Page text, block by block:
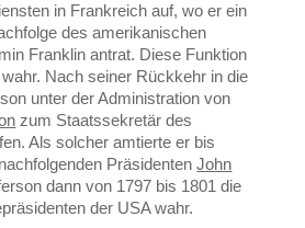
in Frankreich auf, wo er ein
des amerikanischen
Franklin antrat. Diese Funktion
Nach seiner Rückkehr in die
unter der Administration von
zum Staatssekretär des
Als solcher amtierte er bis
PräsidentenJohn
dann von 1797 bis 1801 die
der USA wahr.